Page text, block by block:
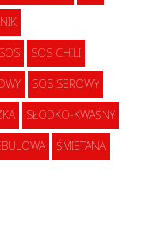
SOS SOS CHILI
SOS SEROWY
SŁODKO-KWAŚNY
ŚMIETANA